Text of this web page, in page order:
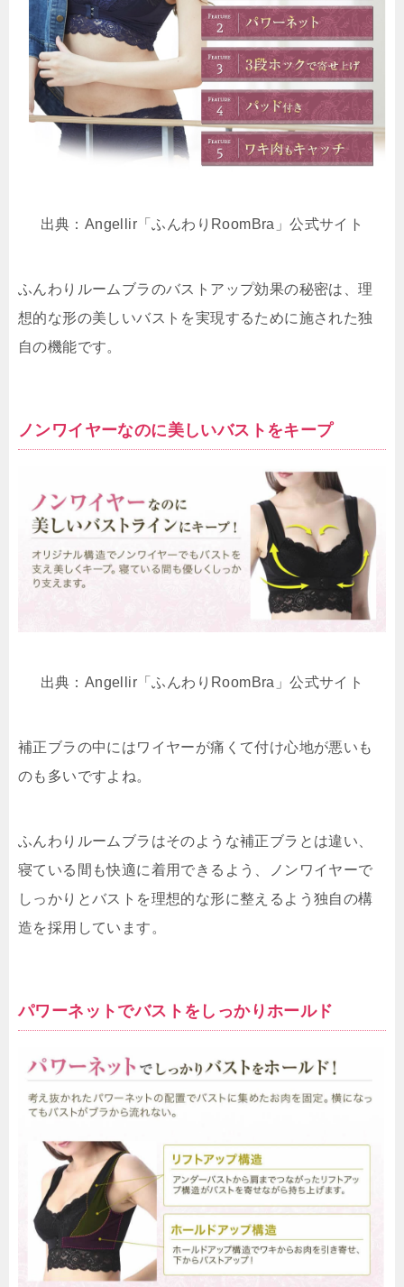
出典：Angellir「ふんわりRoomBra」公式サイト
ふんわりルームブラのバストアップ効果の秘密は、理
想的な形の美しいバストを実現するために施された独
自の機能です。
ノンワイヤーなのに美しいバストをキープ
出典：Angellir「ふんわりRoomBra」公式サイト
補正ブラの中にはワイヤーが痛くて付け心地が悪いも
のも多いですよね。
ふんわりルームブラはそのような補正ブラとは違い、
寝ている間も快適に着用できるよう、ノンワイヤーで
しっかりとバストを理想的な形に整えるよう独自の構
造を採用しています。
パワーネットでバストをしっかりホールド